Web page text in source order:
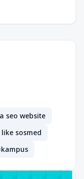
seo website
sosmed